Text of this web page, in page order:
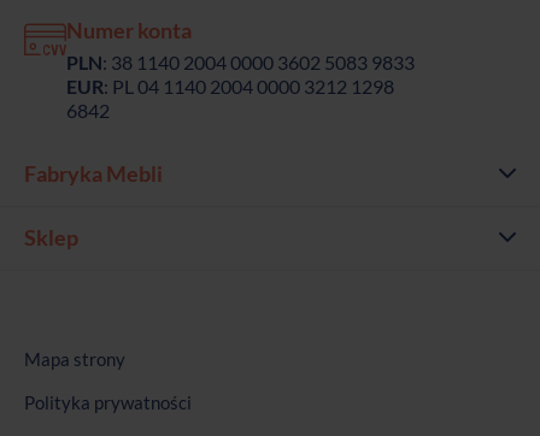
Numer konta
PLN: 38 1140 2004 0000 3602 5083 9833
EUR: PL 04 1140 2004 0000 3212 1298
6842
Fabryka Mebli
Sklep
Mapa strony
Polityka prywatności